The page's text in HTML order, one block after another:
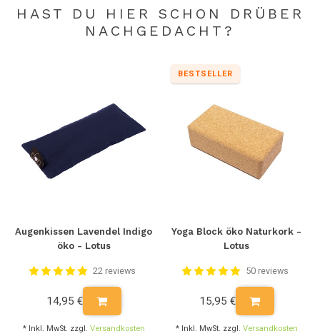
HAST DU HIER SCHON DRÜBER
NACHGEDACHT?
Augenkissen Lavendel Indigo
öko - Lotus
22 reviews
14,95 €
* Inkl. MwSt. zzgl. Versandkosten
BESTSELLER
Yoga Block öko Naturkork -
Lotus
50 reviews
15,95 €
* Inkl. MwSt. zzgl. Versandkosten